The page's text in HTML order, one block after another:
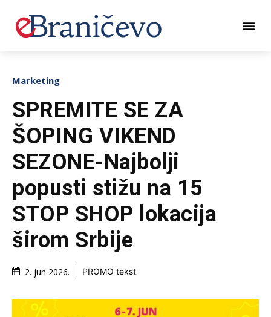
Marketing
SPREMITE SE ZA
ŠOPING VIKEND
SEZONE-Najbolji
popusti stižu na 15
STOP SHOP lokacija
širom Srbije
2. jun 2026. PROMO tekst